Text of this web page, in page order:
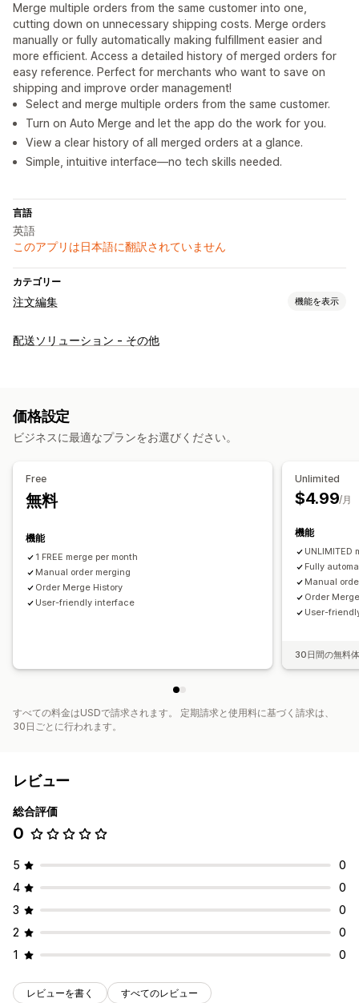
Merge multiple orders from the same customer into one,
cutting down on unnecessary shipping costs. Merge orders
manually or fully automatically making fulfillment easier and
more efficient. Access a detailed history of merged orders for
easy reference. Perfect for merchants who want to save on
shipping and improve order management!
Select and merge multiple orders from the same customer.
Turn on Auto Merge and let the app do the work for you.
View a clear history of all merged orders at a glance.
Simple, intuitive interface—no tech skills needed.
言語
英語
このアプリは日本語に翻訳されていません
カテゴリー
注文編集 機能を表示
注文の更新
ステータス更新
配送ソリューション - その他
価格設定
ビジネスに最適なプランをお選びください。
Free
無料
機能
1 FREE merge per month
Manual order merging
Order Merge History
User-friendly interface
Unlimited
$4.99/月
機能
UNLIMITED
Fully
Manual
Order
User-
30日間の無料
すべての料金はUSDで請求されます。 定期請求と使用料に基づく請求は、
30日ごとに行われます。
レビュー
総合評価
0
5
0
4
0
3
0
2
0
1
0
レビューを書く すべてのレビュー